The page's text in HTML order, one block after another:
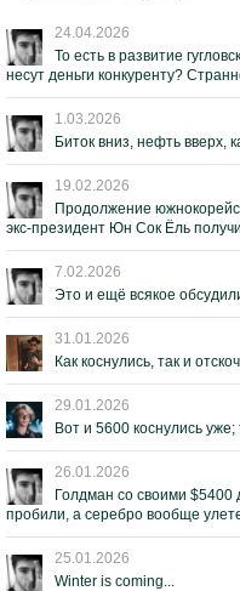
24.04.2026
То есть в развитие
несут деньги конкуренту?
1.03.2026
Биток вниз, нефть вверх,
19.02.2026
Продолжение
экс-президент Юн Сок Ёль
7.02.2026
Это и ещё всякое
31.01.2026
Как коснулись, так и
29.01.2026
Вот и 5600 коснулись
26.01.2026
Голдман со своими $5400
пробили, а серебро вообще
25.01.2026
Winter is coming...